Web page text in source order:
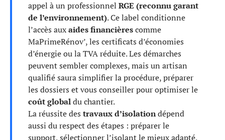
appel à un professionnel RGE (reconnu garant
de l’environnement). Ce label conditionne
l’accès auxaides financièrescomme
MaPrimeRénov’, les certificats d’économies
d’énergie ou la TVA réduite. Les démarches
peuvent sembler complexes, mais un artisan
qualifié saura simplifier la procédure, préparer
les dossiers et vous conseiller pour optimiser le
coût globaldu chantier.
La réussite des travaux d’isolationdépend
aussi du respect des étapes : préparer le
support, sélectionner l’isolant le mieux adapté,